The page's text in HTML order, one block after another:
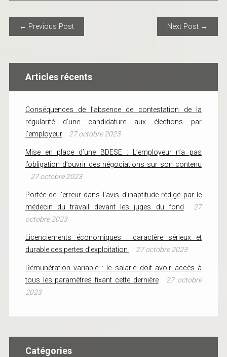
POST NAVIGATION
← Previous Post Next Post →
Articles récents
Conséquences de l’absence de contestation de la
régularité d’une candidature aux élections par
l’employeur
27 octobre 2023
Mise en place d’une BDESE : L’employeur n’a pas
l’obligation d’ouvrir des négociations sur son contenu
27 octobre 2023
Portée de l’erreur dans l’avis d’inaptitude rédigé par le
médecin du travail devant les juges du fond
27
octobre 2023
Licenciements économiques : caractère sérieux et
durable des pertes d’exploitation
27 octobre 2023
Rémunération variable : le salarié doit avoir accès à
tous les paramètres fixant cette dernière
27 octobre
2023
Catégories